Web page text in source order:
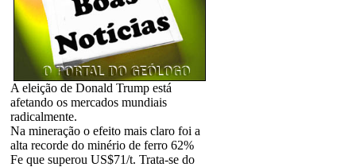
A eleição de Donald Trump está
afetando os mercados mundiais
radicalmente.
Na mineração o efeito mais claro foi a
alta recorde do minério de ferro 62%
Fe que superou US$71/t. Trata-se do